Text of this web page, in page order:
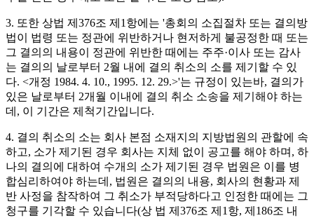
3. 또한 상법 제376조 제1항에는 '총회의 소집절차 또는 결의방
법이 법령 또는 정관에 위반하거나 현저하게 불공정한 때 또는
그 결의의 내용이 정관에 위반한 때에는 주주·이사 또는 감사
는 결의의 날로부터 2월 내에 결의 취소의 소를 제기할 수 있
다. <개정 1984. 4. 10., 1995. 12. 29.>'는 규정이 있는바, 결의가
있은 날로부터 2개월 이내에 결의 취소 소송을 제기해야 하는
데, 이 기간은 제척기간입니다. ​
4. 결의 취소의 소는 회사 본점 소재지의 지방법원의 관할에 속
하고, 소가 제기된 경우 회사는 지체 없이 공고를 해야 하며, 하
나의 결의에 대하여 수개의 소가 제기된 경우 법원은 이를 병
합심리하여야 하는데, 법원은 결의의 내용, 회사의 현황과 제
반 사정을 참작하여 그 취소가 부적당하다고 인정한 때에는 그
청구를 기각할 수 있습니다(상 법 제376조 제1항, 제186조 내